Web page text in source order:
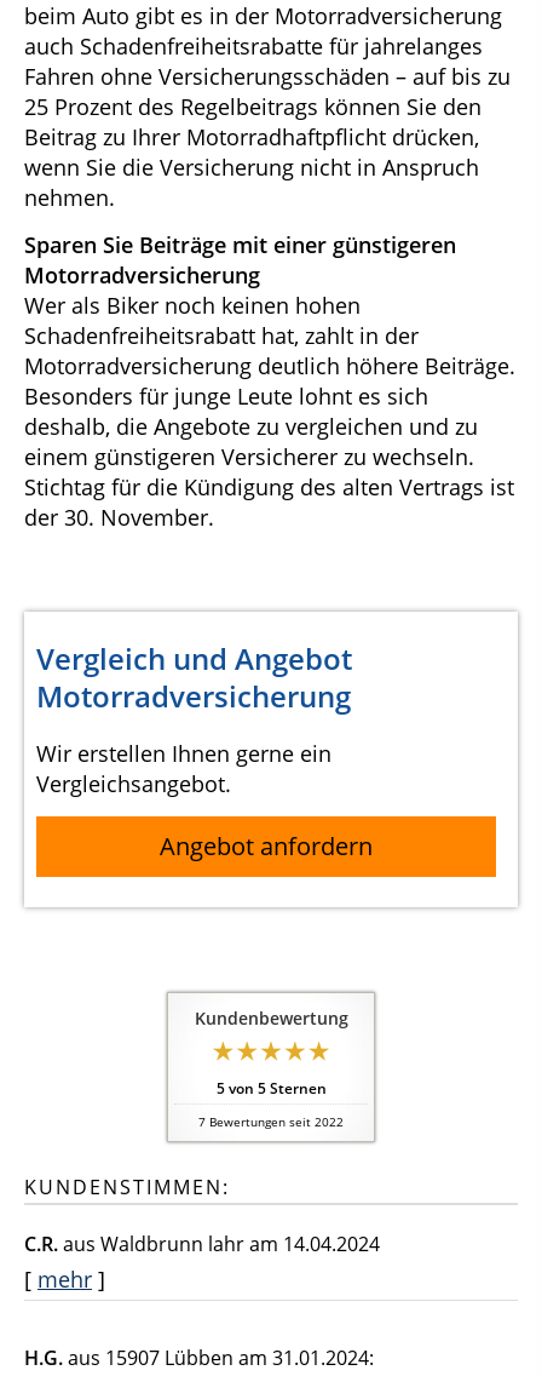
beim Auto gibt es in der Motorradversicherung
auch Schadenfreiheitsrabatte für jahrelanges
Fahren ohne Versicherungsschäden – auf bis zu
25 Prozent des Regelbeitrags können Sie den
Beitrag zu Ihrer Motorradhaftpflicht drücken,
wenn Sie die Versicherung nicht in Anspruch
nehmen.
Sparen Sie Beiträge mit einer günstigeren
Motorradversicherung
Wer als Biker noch keinen hohen
Schadenfreiheitsrabatt hat, zahlt in der
Motorradversicherung deutlich höhere Beiträge.
Besonders für junge Leute lohnt es sich
deshalb, die Angebote zu vergleichen und zu
einem günstigeren Versicherer zu wechseln.
Stichtag für die Kündigung des alten Vertrags ist
der 30. November.
Vergleich und Angebot
Motorradversicherung
Wir erstellen Ihnen gerne ein
Vergleichsangebot.
Angebot anfordern
Kundenbewertung
5von 5Sternen
7 Bewertungen seit 2022
KUNDENSTIMMEN:
C.R.aus Waldbrunn lahram 14.04.2024
[ mehr ]
H.G.aus 15907 Lübben am 31.01.2024: